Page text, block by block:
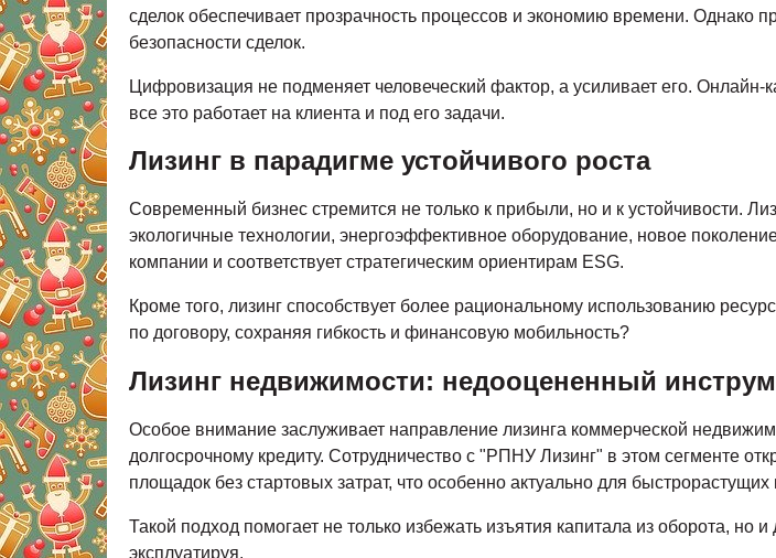
сделок обеспечивает прозрачность процессов и экономию времени. Однако
безопасности сделок.
Цифровизация не подменяет человеческий фактор, а усиливает его.
все это работает на клиента и под его задачи.
Лизинг в парадигме устойчивого роста
Современный бизнес стремится не только к прибыли, но и к устойчивости.
экологичные технологии, энергоэффективное оборудование, новое
компании и соответствует стратегическим ориентирам ESG.
Кроме того, лизинг способствует более рациональному использованию
по договору, сохраняя гибкость и финансовую мобильность?
Лизинг недвижимости: недооцененный
Особое внимание заслуживает направление лизинга коммерческой
долгосрочному кредиту. Сотрудничество с "РПНУ Лизинг" в этом сегменте
площадок без стартовых затрат, что особенно актуально для быстрорастущих
Такой подход помогает не только избежать изъятия капитала из оборота, но
эксплуатируя.